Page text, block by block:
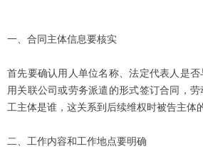
一、合同主体信息要核实
首先要确认用人单位名称、法定代表人是
用关联公司或劳务派遣的形式签订合同，
工主体是谁，这关系到后续维权时被告主体
二、工作内容和工作地点要明确